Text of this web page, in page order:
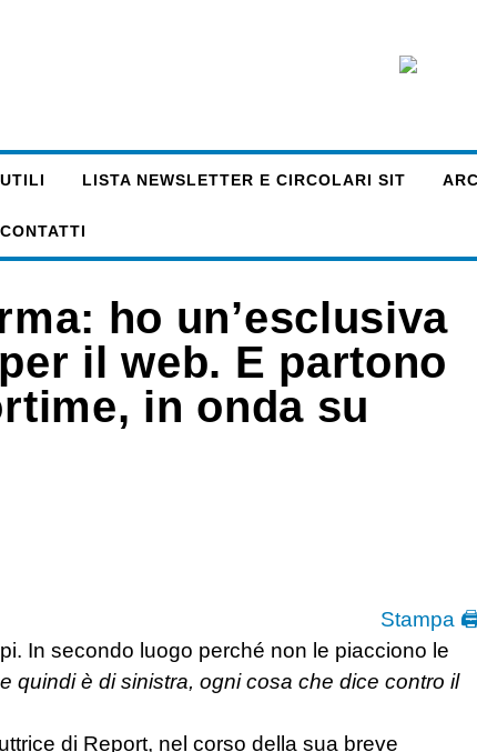
LISTA NEWSLETTER E CIRCOLARI SIT
CONTATTI
ho un’esclusiva
il web. E partono
in onda su
Stampa
In secondo luogo perché non le piacciono le
quindi è di sinistra, ogni cosa che dice contro il
di Report, nel corso della sua breve